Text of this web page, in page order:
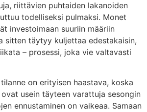
riittävien puhtaiden lakanoiden
todelliseksi pulmaksi. Monet
investoimaan suuriin määriin
sitten täytyy kuljettaa edestakaisin,
– prosessi, joka vie valtavasti
on erityisen haastava, koska
usein täyteen varattuja sesongin
ennustaminen on vaikeaa. Samaan